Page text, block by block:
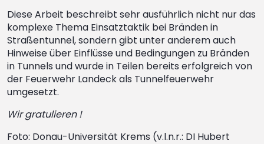
Diese Arbeit beschreibt sehr ausführlich nicht nur das
komplexe Thema Einsatztaktik bei Bränden in
Straßentunnel, sondern gibt unter anderem auch
Hinweise über Einflüsse und Bedingungen zu Bränden
in Tunnels und wurde in Teilen bereits erfolgreich von
der Feuerwehr Landeck als Tunnelfeuerwehr
umgesetzt.
Wir gratulieren !
Foto: Donau-Universität Krems (v.l.n.r.: DI Hubert